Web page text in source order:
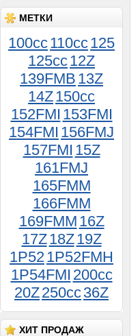
МЕТКИ
100cc110cc125
125cc12Z
139FMB 13Z
14Z150сс
152FMI 153FMI
154FMI 156FMJ
157FMI 15Z
161FMJ
165FMM
166FMM
169FMM 16Z
17Z18Z19Z
1P521P52FMH
1P54FMI 200cc
20Z250cc36Z
ХИТ ПРОДАЖ
(воздухоочиститель)
139QMB
Фильтр воздушный
элемент ATV HAMMER 200
300руб.
Кольцо Муравей (Россия)
(1шт)